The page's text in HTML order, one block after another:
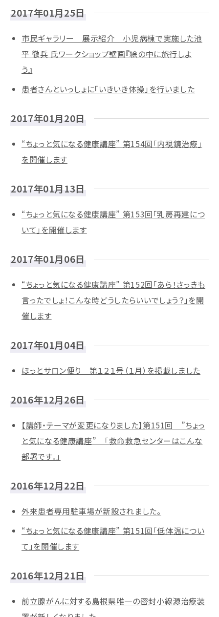
2017年01月25日
市民ギャラリー 展示紹介 小児病棟で実施した池
平 徹兵 氏ワークショップ壁画『絵の中に旅行しよ
う』
患者さんといっしょに「いきいき体操」を行いました
2017年01月20日
“ちょっと気になる健康講座” 第154回「内視鏡治療」
を開催します
2017年01月13日
“ちょっと気になる健康講座” 第153回「乳房再建につ
いて」を開催します
2017年01月06日
“ちょっと気になる健康講座” 第152回「あら！さっきも
言ったでしょ！こんな時どうしたらいいでしょう？」を開
催します
2017年01月04日
ほっとサロン便り 第１２１号（１月）を掲載しました
2016年12月26日
【講師・テーマが変更になりました】第151回 ”ちょっ
と気になる健康講座” 「救命救急センターはこんな
部署です。」
2016年12月22日
外来患者専用駐車場が新設されました。
“ちょっと気になる健康講座” 第151回「低体温につい
て」を開催します
2016年12月21日
前立腺がんに対する島根県唯一の密封小線源治療装